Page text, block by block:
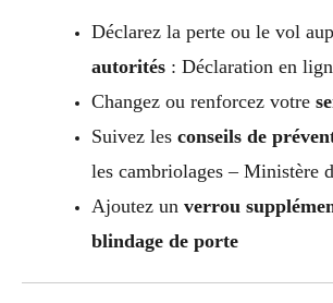
Déclarez la perte ou le vol
autorités: Déclaration en
Changez ou renforcez votre
Suivez les conseils de
les cambriolages – Ministère
Ajoutez un verrou
blindage de porte